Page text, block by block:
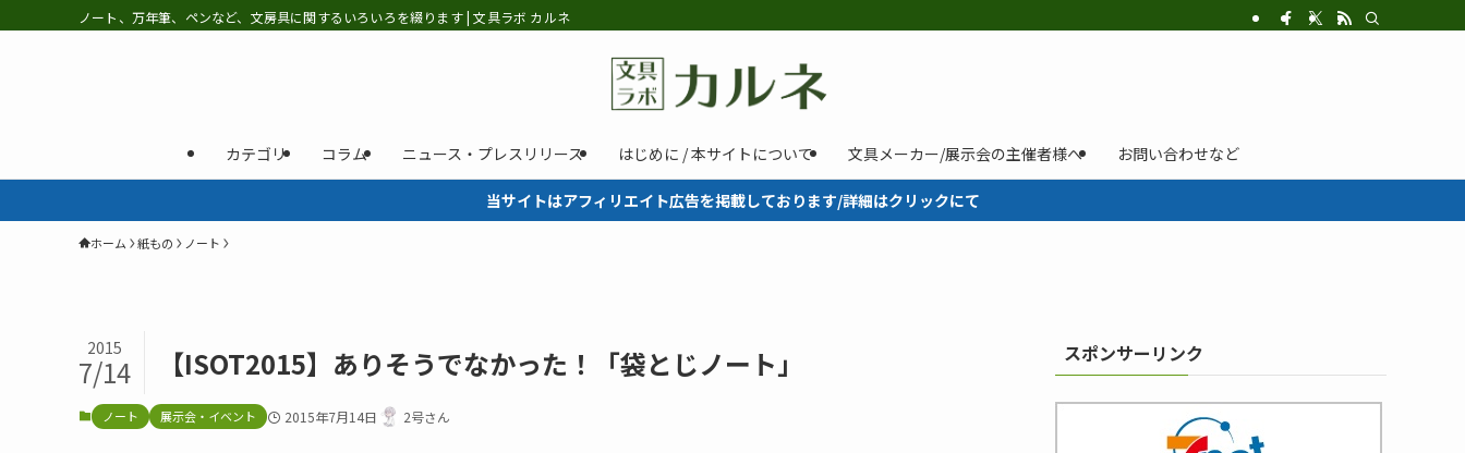
ノート、万年筆、ペンなど、文房具に関するいろいろを綴ります | 文具ラボ カルネ
カテゴリ コラム ニュース・プレスリリース はじめに / 本サイトについて 文具メーカー/展示会の主催者様へ お問い合わせなど
当サイトはアフィリエイト広告を掲載しております/詳細はクリックにて
ホーム 紙もの ノート
【ISOT2015】ありそうでなかった！「袋とじノート」
2015
7/14
ノート 展示会・イベント 2015年7月14日 2号さん
スポンサーリンク